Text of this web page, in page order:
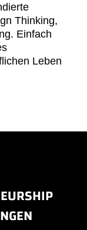
Thinking,
Einfach
Leben